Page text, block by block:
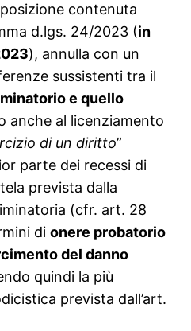
contenuta
d.lgs. 24/2023 (in
), annulla con un
sussistenti tra il
e quello
anche al licenziamento
di un diritto”
parte dei recessi di
prevista dalla
(cfr. art. 28
dionere probatorio
del danno
quindi la più
prevista dall’art.